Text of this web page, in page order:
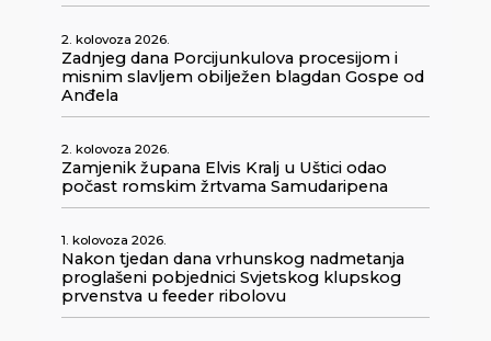
2. kolovoza 2026.
Zadnjeg dana Porcijunkulova procesijom i
misnim slavljem obilježen blagdan Gospe od
Anđela
2. kolovoza 2026.
Zamjenik župana Elvis Kralj u Uštici odao
počast romskim žrtvama Samudaripena
1. kolovoza 2026.
Nakon tjedan dana vrhunskog nadmetanja
proglašeni pobjednici Svjetskog klupskog
prvenstva u feeder ribolovu